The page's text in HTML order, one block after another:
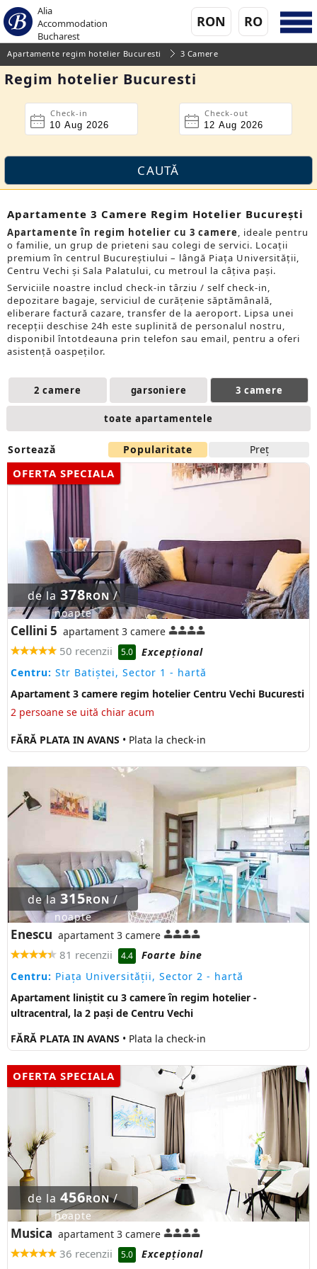
Alia
Accommodation
Bucharest
RO
RON
Apartamente regim hotelier Bucuresti 3 Camere
Regim hotelier Bucuresti
Check-in Check-out
Apartamente 3 Camere Regim Hotelier București
Apartamente în regim hotelier cu 3 camere, ideale pentru
o familie, un grup de prieteni sau colegi de servici. Locații
premium în centrul Bucureștiului – lângă Piața Universității,
Centru Vechi și Sala Palatului, cu metroul la câțiva pași.
Serviciile noastre includ check-in târziu / self check-in,
depozitare bagaje, serviciul de curățenie săptămânală,
eliberare factură cazare, transfer de la aeroport. Lipsa unei
recepții deschise 24h este suplinită de personalul nostru,
disponibil întotdeauna prin telefon sau email, pentru a oferi
asistență oaspeților.
2 camere garsoniere 3 camere
toate apartamentele
Sortează Popularitate Preţ
OFERTA SPECIALA
de la 378RON/
noapte
Cellini 5 apartament 3 camere
50 recenzii 5.0
Excepţional
Centru: Str Batiștei, Sector 1 - hartă
Apartament 3 camere regim hotelier Centru Vechi Bucuresti
2 persoane se uită chiar acum
FĂRĂ PLATA IN AVANS • Plata la check-in
de la 315RON /
noapte
Enescu apartament 3 camere
81 recenzii 4.4
Foarte bine
Centru: Piaţa Universităţii, Sector 2 - hartă
Apartament liniștit cu 3 camere în regim hotelier -
ultracentral, la 2 pași de Centru Vechi
FĂRĂ PLATA IN AVANS • Plata la check-in
OFERTA SPECIALA
de la 456RON/
noapte
Musica apartament 3 camere
36 recenzii 5.0
Excepţional